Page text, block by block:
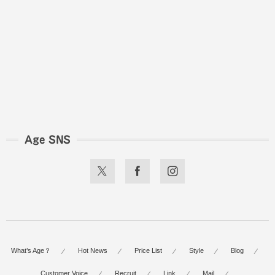
Age SNS
What’s Age？ Hot News Price List Style Blog
Customer Voice Recruit Link Mail